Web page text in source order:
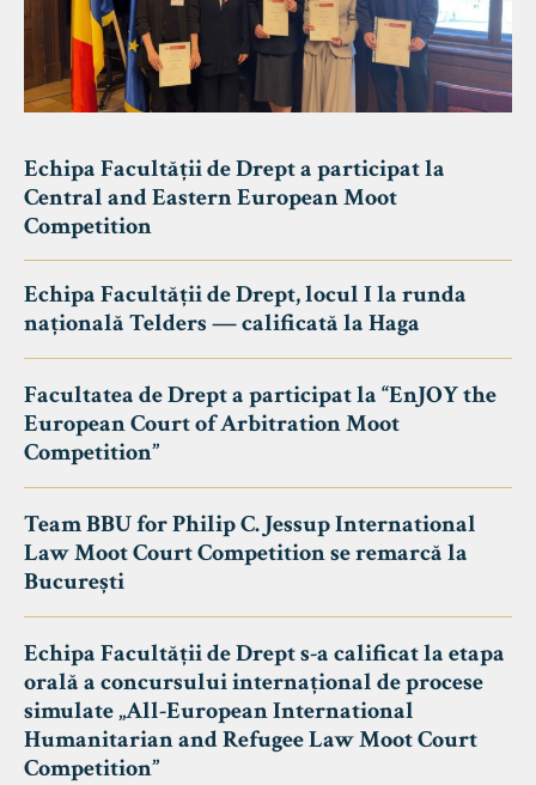
Echipa Facultății de Drept a participat la
Central and Eastern European Moot
Competition
Echipa Facultății de Drept, locul I la runda
națională Telders — calificată la Haga
Facultatea de Drept a participat la “EnJOY the
European Court of Arbitration Moot
Competition”
Team BBU for Philip C. Jessup International
Law Moot Court Competition se remarcă la
București
Echipa Facultății de Drept s-a calificat la etapa
orală a concursului internațional de procese
simulate „All-European International
Humanitarian and Refugee Law Moot Court
Competition”